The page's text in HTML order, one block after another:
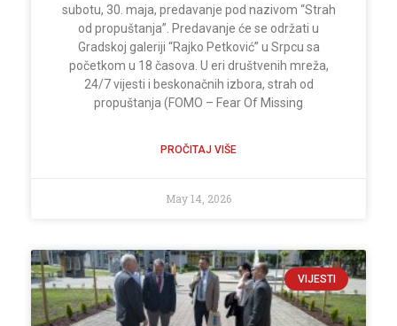
subotu, 30. maja, predavanje pod nazivom “Strah
od propuštanja”. Predavanje će se održati u
Gradskoj galeriji “Rajko Petković” u Srpcu sa
početkom u 18 časova. U eri društvenih mreža,
24/7 vijesti i beskonačnih izbora, strah od
propuštanja (FOMO – Fear Of Missing
PROČITAJ VIŠE
May 14, 2026
VIJESTI